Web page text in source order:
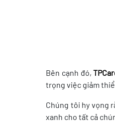
Bên cạnh đó,
trọng việc giảm
Chúng tôi hy vọng
xanh cho tất cả